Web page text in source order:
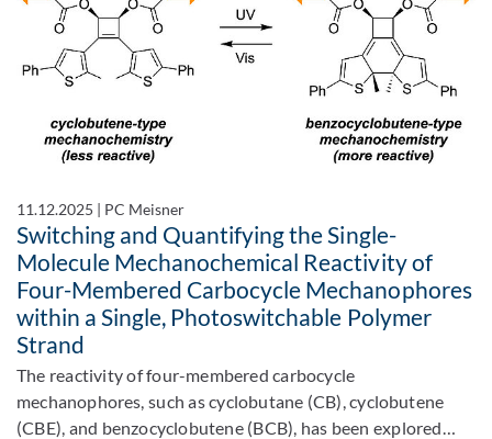
11.12.2025 | PC Meisner
Switching and Quantifying the Single-
Molecule Mechanochemical Reactivity of
Four-Membered Carbocycle Mechanophores
within a Single, Photoswitchable Polymer
Strand
The reactivity of four-membered carbocycle
mechanophores, such as cyclobutane (CB), cyclobutene
(CBE), and benzocyclobutene (BCB), has been explored…